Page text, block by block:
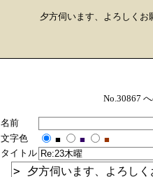
夕方伺います、よろしくお
No.30867
名前
文字色
■ ■
■
タイトル